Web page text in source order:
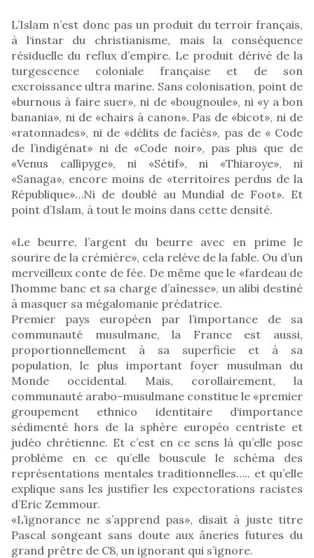
L’Islam n’est donc pas un produit du terroir français,
à l‘instar du christianisme, mais la conséquence
résiduelle du reflux d’empire. Le produit dérivé de la
turgescence coloniale française et de son
excroissance ultra marine. Sans colonisation, point de
«burnous à faire suer», ni de «bougnoule», ni «y a bon
banania», ni de «chairs à canon». Pas de «bicot», ni de
«ratonnades», ni de «délits de faciès», pas de « Code
de l’indigénat» ni de «Code noir», pas plus que de
«Venus callipyge», ni «Sétif», ni «Thiaroye», ni
«Sanaga», encore moins de «territoires perdus de la
République»…Ni de doublé au Mundial de Foot». Et
point d’Islam, à tout le moins dans cette densité.
«Le beurre, l’argent du beurre avec en prime le
sourire de la crémière», cela relève de la fable. Ou d’un
merveilleux conte de fée. De même que le «fardeau de
l’homme banc et sa charge d’aînesse», un alibi destiné
à masquer sa mégalomanie prédatrice.
Premier pays européen par l’importance de sa
communauté musulmane, la France est aussi,
proportionnellement à sa superficie et à sa
population, le plus important foyer musulman du
Monde occidental. Mais, corollairement, la
communauté arabo-musulmane constitue le «premier
groupement ethnico identitaire d‘importance
sédimenté hors de la sphère européo centriste et
judéo chrétienne. Et c’est en ce sens là qu’elle pose
problème en ce qu’elle bouscule le schéma des
représentations mentales traditionnelles….. et qu’elle
explique sans les justifier les expectorations racistes
d’Eric Zemmour.
«L’ignorance ne s’apprend pas», disait à juste titre
Pascal songeant sans doute aux âneries futures du
grand prêtre de C8, un ignorant qui s’ignore.